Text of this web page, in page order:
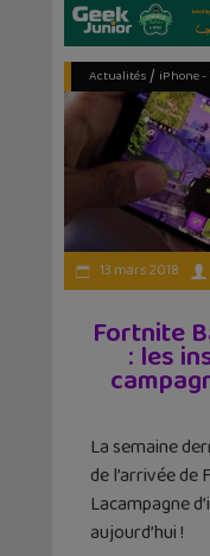
Actualités/ iPhone -
13 mars 2018
Fortnite
: les
La semaine
de l’arrivée
Lacampagne
aujourd’hui !